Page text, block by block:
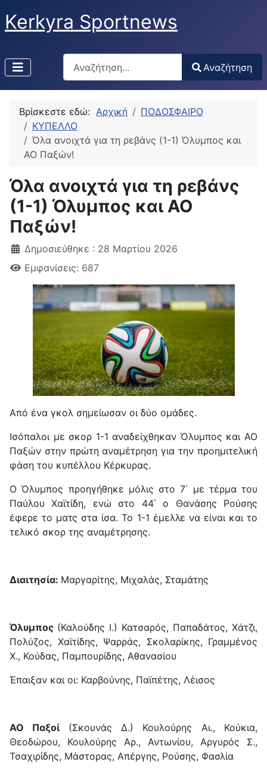
Kerkyra Sportnews
Αναζήτηση
Type 2 or more characters for results.
Αναζήτηση
Βρίσκεστε εδώ: Αρχική
ΠΟΔΟΣΦΑΙΡΟ
ΚΥΠΕΛΛΟ
Όλα ανοιχτά για τη ρεβάνς (1-1) Όλυμπος και
ΑΟ Παξών!
Όλα ανοιχτά για τη ρεβάνς
(1-1) Όλυμπος και ΑΟ
Παξών!
Δημοσιεύθηκε : 28 Μαρτίου 2026
Εμφανίσεις: 687
Από ένα γκολ σημείωσαν οι δύο ομάδες.
Ισόπαλοι με σκορ 1-1 αναδείχθηκαν Όλυμπος και ΑΟ
Παξών στην πρώτη αναμέτρηση για την προημιτελική
φάση του κυπέλλου Κέρκυρας.
Ο Όλυμπος προηγήθηκε μόλις στο 7΄ με τέρμα του
Παύλου Χαϊτίδη, ενώ στο 44΄ ο Θανάσης Ρούσης
έφερε το ματς στα ίσα. Το 1-1 έμελλε να είναι και το
τελικό σκορ της αναμέτρησης.
Διαιτησία: Μαργαρίτης, Μιχαλάς, Σταμάτης
Όλυμπος (Καλούδης Ι.) Κατσαρός, Παπαδάτος, Χάτζι,
Πολύζος, Χαϊτίδης, Ψαρράς, Σκολαρίκης, Γραμμένος
Χ., Κούδας, Παμπουρίδης, Αθανασίου
Έπαιξαν και οι: Καρβούνης, Παϊπέτης, Λέισος
ΑΟ Παξοί (Σκουνάς Δ.) Κουλούρης Αι., Κούκια,
Θεοδώρου, Κουλούρης Αρ., Αντωνίου, Αργυρός Σ.,
Τσαχιρίδης, Μάστορας, Απέργης, Ρούσης, Φασλία